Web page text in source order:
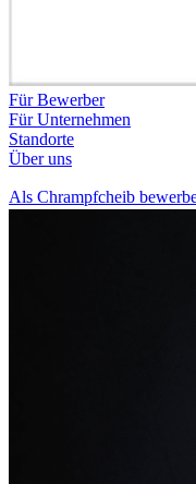
Für Bewerber
Für Unternehmen
Standorte
Über uns
Als Chrampfcheib